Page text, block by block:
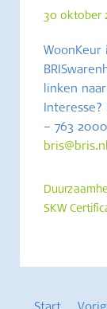
30 oktober
WoonKeur
linken
– 763
bris@bris.nl
SKW